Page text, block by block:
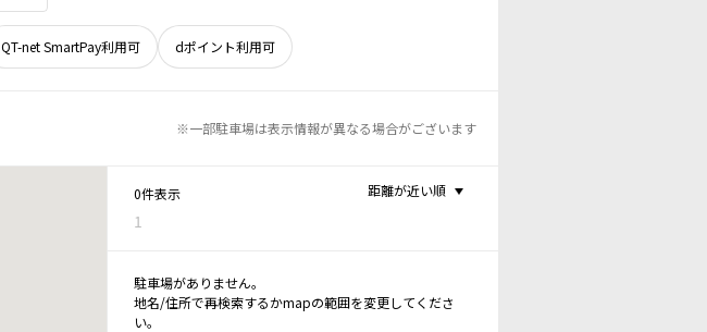
QT-net SmartPay利用可 dポイント利用可
※一部駐車場は表示情報が異なる場合がございます
0件表示
1
距離が近い順
駐車場がありません。
地名/住所で再検索するかmapの範囲を変更してくださ
い。